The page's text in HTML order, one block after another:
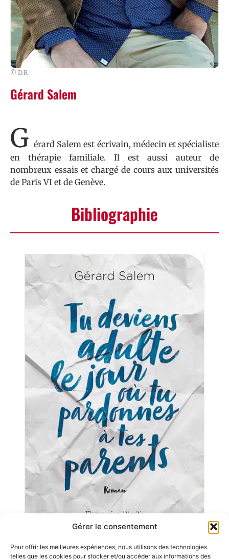
Gérer le consentement
Pour offrir les meilleures expériences, nous utilisons des technologies
telles que les cookies pour stocker et/ou accéder aux informations des
© D.R
Gérard Salem
G érard Salem est écrivain, médecin et spécialiste
en thérapie familiale. Il est aussi auteur de
nombreux essais et chargé de cours aux universités
de Paris VI et de Genève.
Bibliographie
Tu deviens adulte